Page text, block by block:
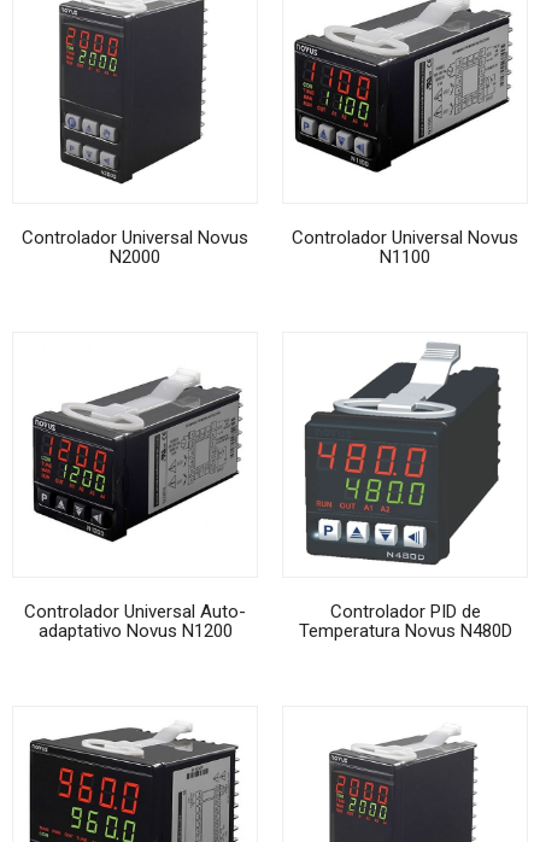
Controlador Universal Novus
N2000
Controlador Universal Novus
N1100
Controlador Universal Auto-
adaptativo Novus N1200
Controlador PID de
Temperatura Novus N480D